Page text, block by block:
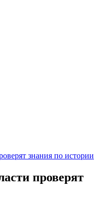
знания по истории
проверят